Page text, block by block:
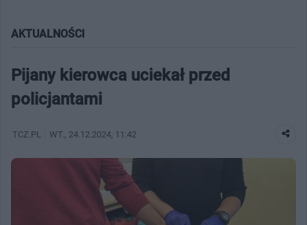
AKTUALNOŚCI
Pijany kierowca uciekał przed
policjantami
TCZ.PL WT. , 24.12.2024, 11:42